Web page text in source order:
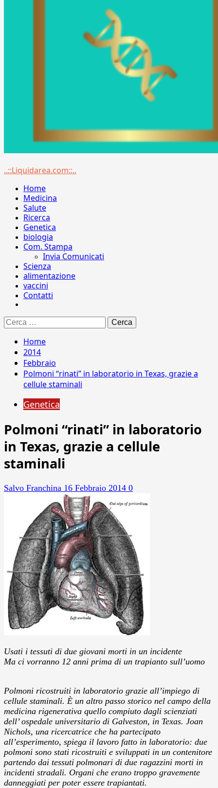
Menu
..::Liquidarea.com::..
Home
Medicina
Salute
Ricerca
Genetica
biologia
Com. Stampa
Invia Comunicati
Scienza
alimentazione
vaccini
Contatti
Ricerca
per:
Home
2014
Febbraio
Polmoni “rinati” in laboratorio in Texas, grazie a
cellule staminali
Genetica
Polmoni “rinati” in laboratorio
in Texas, grazie a cellule
staminali
Salvo Franchina 16 Febbraio 2014 0
Usati i tessuti di due giovani morti in un incidente
Ma ci vorranno 12 anni prima di un trapianto sull’uomo
Polmoni ricostruiti in laboratorio grazie all’impiego di
cellule staminali. È un altro passo storico nel campo della
medicina rigenerativa quello compiuto dagli scienziati
dell’ ospedale universitario di Galveston, in Texas. Joan
Nichols, una ricercatrice che ha partecipato
all’esperimento, spiega il lavoro fatto in laboratorio: due
polmoni sono stati ricostruiti e sviluppati in un contenitore
partendo dai tessuti polmonari di due ragazzini morti in
incidenti stradali. Organi che erano troppo gravemente
danneggiati per poter essere trapiantati.